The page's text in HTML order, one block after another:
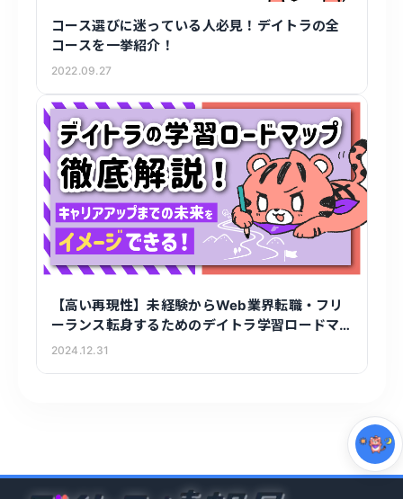
コース選びに迷っている人必見！デイトラの全
コースを一挙紹介！
2022.09.27
【高い再現性】未経験からWeb業界転職・フリ
ーランス転身するためのデイトラ学習ロードマ
ップを徹底解説！
2024.12.31
集中モード